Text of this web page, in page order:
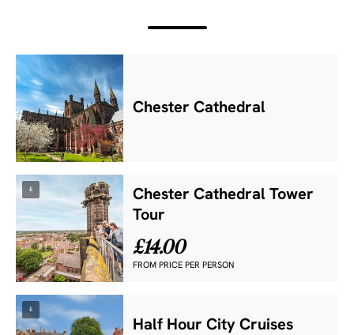
Chester Cathedral
£
Chester Cathedral Tower
Tour
£14.00
FROM PRICE PER PERSON
£
Half Hour City Cruises